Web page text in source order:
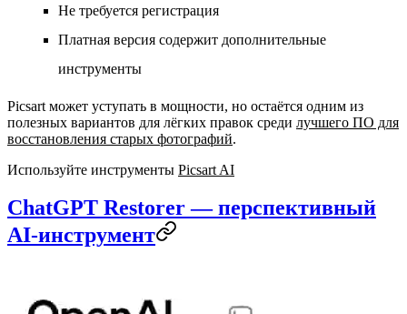
Не требуется регистрация
Платная версия содержит дополнительные
инструменты
Picsart может уступать в мощности, но остаётся одним из
полезных вариантов для лёгких правок среди лучшего ПО для
восстановления старых фотографий.
Используйте инструменты Picsart AI
ChatGPT Restorer — перспективный
AI‑инструмент